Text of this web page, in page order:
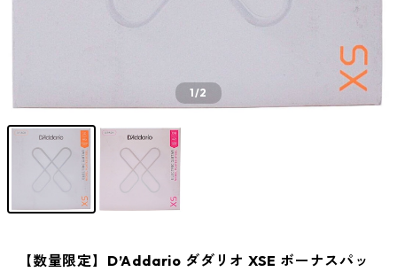
1/2
【数量限定】D’Addario ダダリオ XSE ボーナスパッ